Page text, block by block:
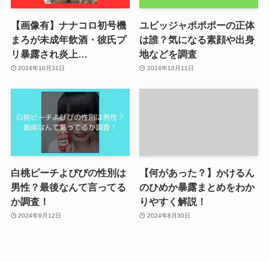
【画像有】ナナコロ初号機
まろが未成年飲酒・彼氏プ
リ暴露され炎上…
2024年10月31日
ユビッジャポポポーの正体
は誰？気になる素顔や出身
地などを調査
2024年10月11日
白桃ピーチよぴぴの性別は
男性？最後なんて言ってる
か調査！
2024年9月12日
【何があった？】かけるん
のひめか暴露まとめをわか
りやすく解説！
2024年8月30日